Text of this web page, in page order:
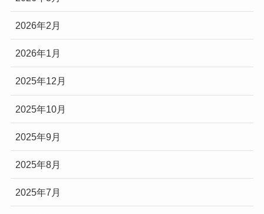
2026年2月
2026年1月
2025年12月
2025年10月
2025年9月
2025年8月
2025年7月